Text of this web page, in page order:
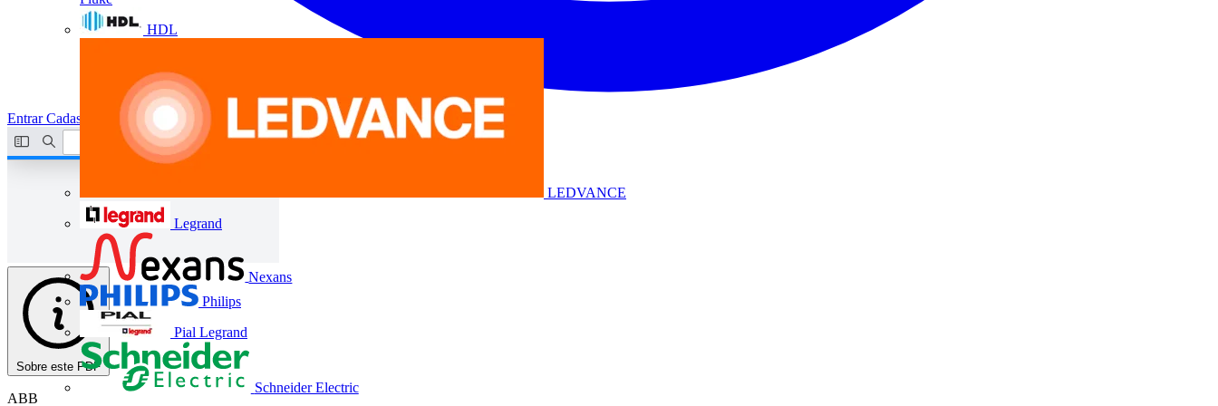
HDL
LEDVANCE
Legrand
Nexans
Philips
Pial Legrand
Schneider Electric
EntrarCadastrar
Sobre este PDF
ABB